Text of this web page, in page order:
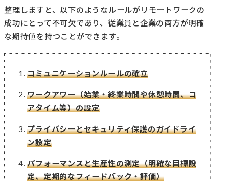
整理しますと、以下のようなルールがリモートワークの
成功にとって不可欠であり、従業員と企業の両方が明確
な期待値を持つことができます。
コミュニケーションルールの確立
ワークアワー（始業・終業時間や休憩時間、コ
アタイム等）の設定
プライバシーとセキュリティ保護のガイドライ
ン設定
パフォーマンスと生産性の測定（明確な目標設
定、定期的なフィードバック・評価）